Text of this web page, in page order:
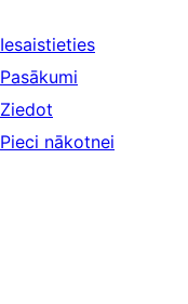
Iesaistieties
Pasākumi
Ziedot
Pieci nākotnei